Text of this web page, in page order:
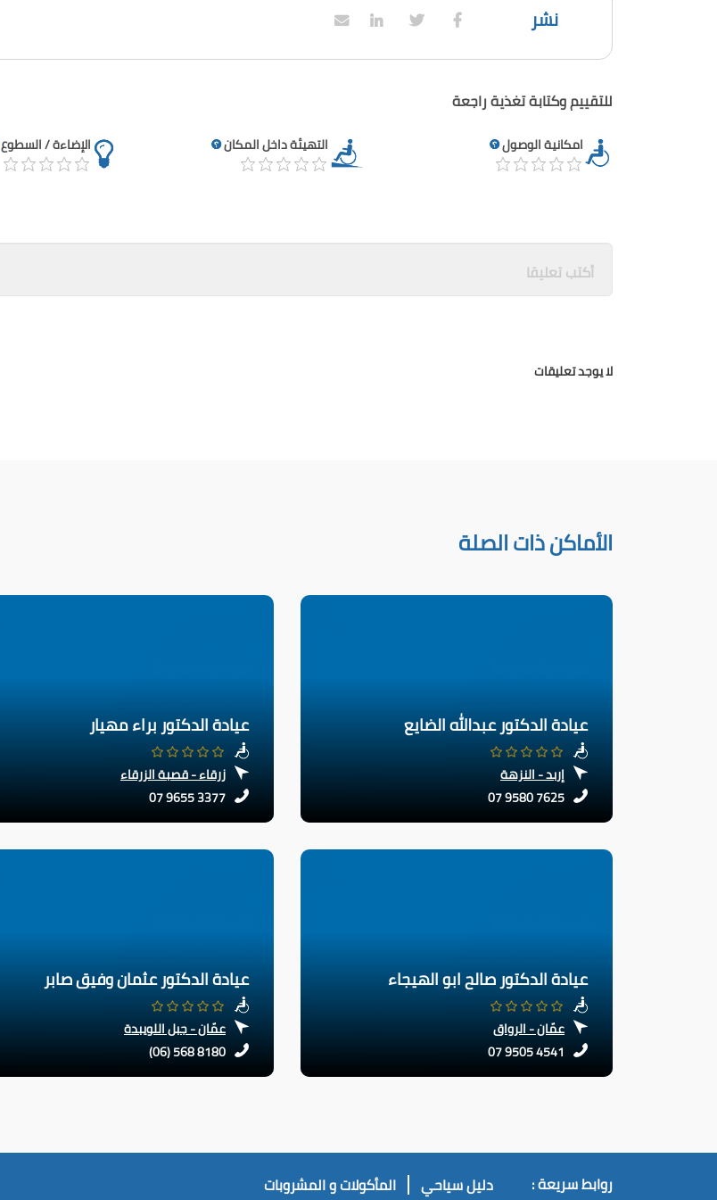
نشر
للتقييم وكتابة تغذية راجعة
امكانية الوصول التهيئة داخل المكان الإضاءة / السطوع
لا يوجد تعليقات
الأماكن ذات الصلة
عيادة الدكتور عبدالله الضايع
إربد - النزهة
07 9580 7625
عيادة الدكتور براء مهيار
زرقاء - قصبة الزرقاء
07 9655 3377
عيادة الدكتور صالح ابو الهيجاء
عمّان - الرواق
07 9505 4541
عيادة الدكتور عثمان وفيق صابر
عمّان - جبل اللويبدة
(06) 568 8180
روابط سريعة : دليل سياحي المأكولات و المشروبات